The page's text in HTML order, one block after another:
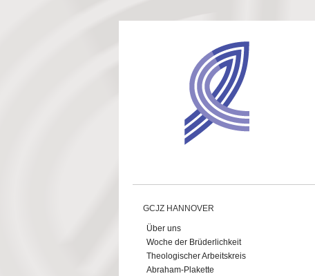
GCJZ HANNOVER
Über uns
Woche der Brüderlichkeit
Theologischer Arbeitskreis
Abraham-Plakette